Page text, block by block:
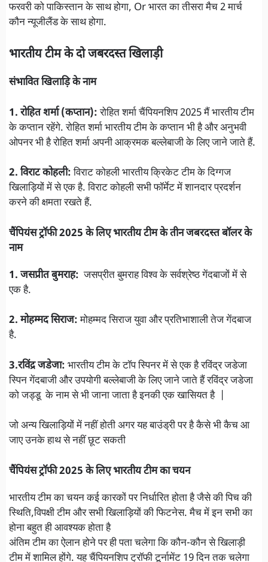
फरवरी को पाकिस्तान के साथ होगा, Or भारत का तीसरा मैच 2 मार्च
कौन न्यूजीलैंड के साथ होगा.
भारतीय टीम के दो जबरदस्त खिलाड़ी
संभावित खिलाड़ि के नाम
1. रोहित शर्मा (कप्तान):रोहित शर्मा चैंपियनशिप 2025 मैं भारतीय टीम
के कप्तान रहेंगे. रोहित शर्मा भारतीय टीम के कप्तान भी है और अनुभवी
ओपनर भी है रोहित शर्मा अपनी आक्रमक बल्लेबाजी के लिए जाने जाते हैं.
2. विराट कोहली:विराट कोहली भारतीय क्रिकेट टीम के दिग्गज
खिलाड़ियों में से एक है. विराट कोहली सभी फॉर्मेट में शानदार प्रदर्शन
करने की क्षमता रखते हैं.
चैंपियंस ट्रॉफी 2025 के लिएभारतीय टीम के तीन जबरदस्त बॉलर के
नाम
1. जसप्रीत बुमराह: जसप्रीत बुमराह विश्व के सर्वश्रेष्ठ गेंदबाजों में से
एक है.
2. मोहम्मद सिराज:मोहम्मद सिराज युवा और प्रतिभाशाली तेज गेंदबाज
है.
3.रविंद्र जडेजा: भारतीय टीम के टॉप स्पिनर में से एक है रविंद्र जडेजा
स्पिन गेंदबाजी और उपयोगी बल्लेबाजी के लिए जाने जाते हैं रविंद्र जडेजा
को जड्डू के नाम से भी जाना जाता है इनकी एक खासियत है |
जो अन्य खिलाड़ियों में नहीं होती अगर यह बाउंड्री पर है कैसे भी कैच आ
जाए उनके हाथ से नहीं छूट सकती
चैंपियंस ट्रॉफी 2025 के लिए भारतीय टीम का चयन
भारतीय टीम का चयन कई कारकों पर निर्धारित होता है जैसे की पिच की
स्थिति,विपक्षी टीम और सभी खिलाड़ियों की फिटनेस. मैच में इन सभी का
होना बहुत ही आवश्यक होता है
अंतिम टीम का ऐलान होने पर ही पता चलेगा कि कौन-कौन से खिलाड़ी
टीम में शामिल होंगे. यह चैंपियनशिप ट्रॉफी टूर्नामेंट 19 दिन तक चलेगा